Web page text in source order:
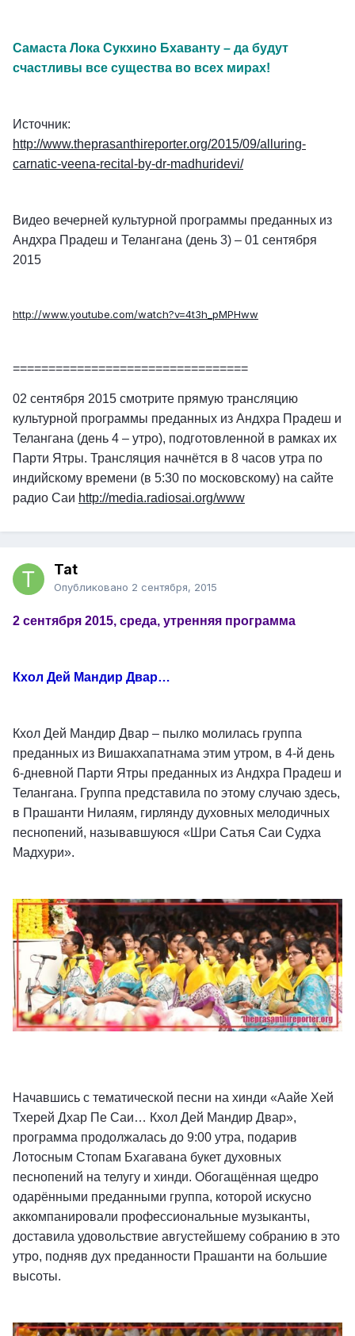
Самаста Лока Сукхино Бхаванту – да будут
счастливы все существа во всех мирах!
Источник:
http://www.theprasanthireporter.org/2015/09/alluring-
carnatic-veena-recital-by-dr-madhuridevi/
Видео вечерней культурной программы преданных из
Андхра Прадеш и Телангана (день 3) – 01 сентября
2015
http://www.youtube.com/watch?v=4t3h_pMPHww
=================================
02 сентября 2015 смотрите прямую трансляцию
культурной программы преданных из Андхра Прадеш и
Телангана (день 4 – утро), подготовленной в рамках их
Парти Ятры. Трансляция начнётся в 8 часов утра по
индийскому времени (в 5:30 по московскому) на сайте
радио Саи http://media.radiosai.org/www
Tat
Опубликовано 2 сентября, 2015
2 сентября 2015, среда, утренняя программа
Кхол Дей Мандир Двар…
Кхол Дей Мандир Двар – пылко молилась группа
преданных из Вишакхапатнама этим утром, в 4-й день
6-дневной Парти Ятры преданных из Андхра Прадеш и
Телангана. Группа представила по этому случаю здесь,
в Прашанти Нилаям, гирлянду духовных мелодичных
песнопений, называвшуюся «Шри Сатья Саи Судха
Мадхури».
Начавшись с тематической песни на хинди «Аайе Хей
Тхерей Дхар Пе Саи… Кхол Дей Мандир Двар»,
программа продолжалась до 9:00 утра, подарив
Лотосным Стопам Бхагавана букет духовных
песнопений на телугу и хинди. Обогащённая щедро
одарёнными преданными группа, которой искусно
аккомпанировали профессиональные музыканты,
доставила удовольствие августейшему собранию в это
утро, подняв дух преданности Прашанти на большие
высоты.